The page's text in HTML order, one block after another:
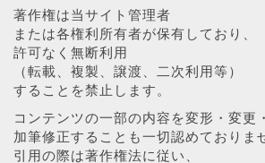
著作権は当サイト管理者
または各権利所有者が保有しており、
許可なく無断利用
（転載、複製、譲渡、二次利用等）
することを禁止します。
コンテンツの一部の内容を変形・変更・
加筆修正することも一切認めておりま
引用の際は著作権法に従い、